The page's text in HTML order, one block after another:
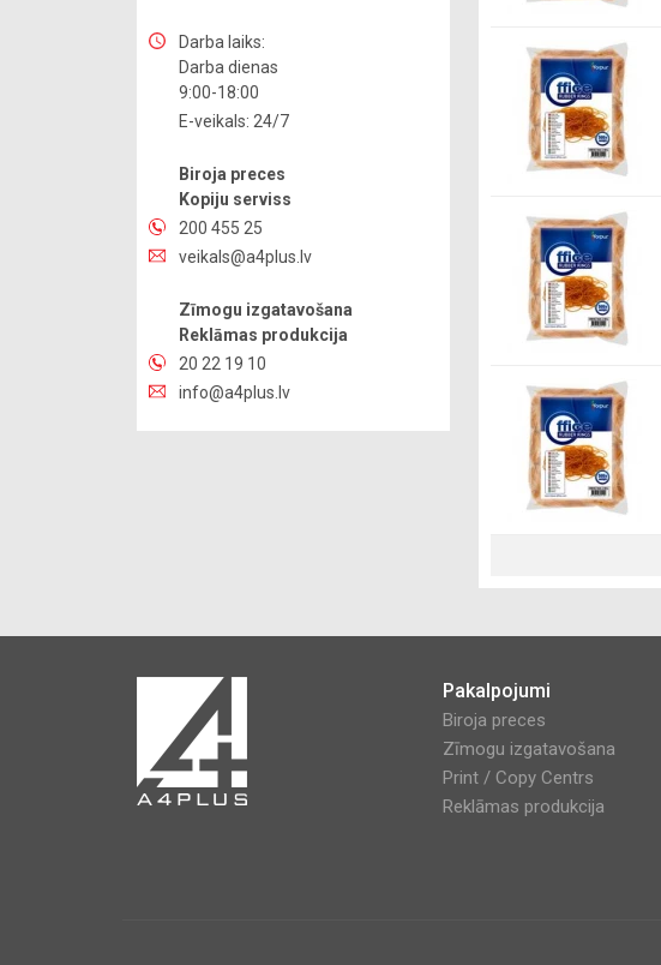
Darba laiks:
Darba dienas
9:00-18:00
E-veikals: 24/7
Biroja preces
Kopiju serviss
200 455 25
veikals@a4plus.lv
Zīmogu izgatavošana
Reklāmas produkcija
20 22 19 10
info@a4plus.lv
Pakalpojumi
Biroja preces
Zīmogu izgatavošana
Print / Copy Centrs
Reklāmas produkcija